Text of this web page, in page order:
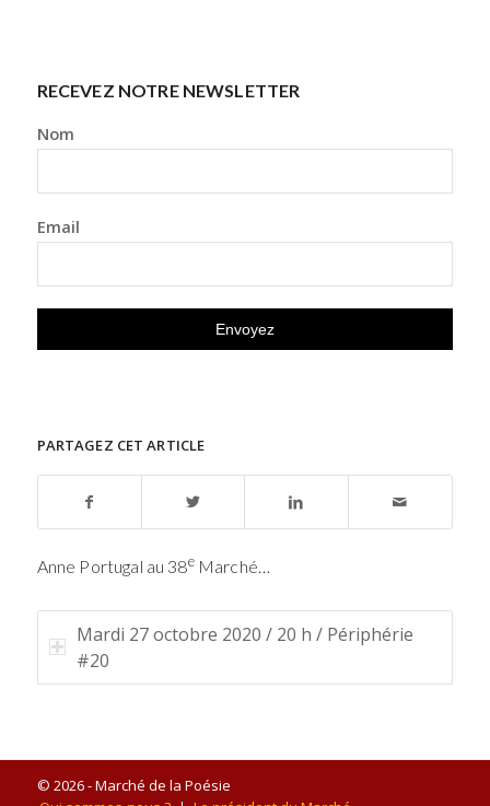
RECEVEZ NOTRE NEWSLETTER
Nom
Email
PARTAGEZ CET ARTICLE
Anne Portugal au 38eMarché…
Mardi 27 octobre 2020 / 20 h / Périphérie
#20
© 2026 - Marché de la Poésie